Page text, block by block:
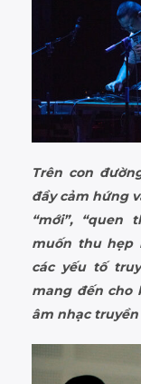
Trên con
đầy cảm hứng
“mới”, “quen
muốn thu hẹp
các yếu tố
mang đến cho
âm nhạc